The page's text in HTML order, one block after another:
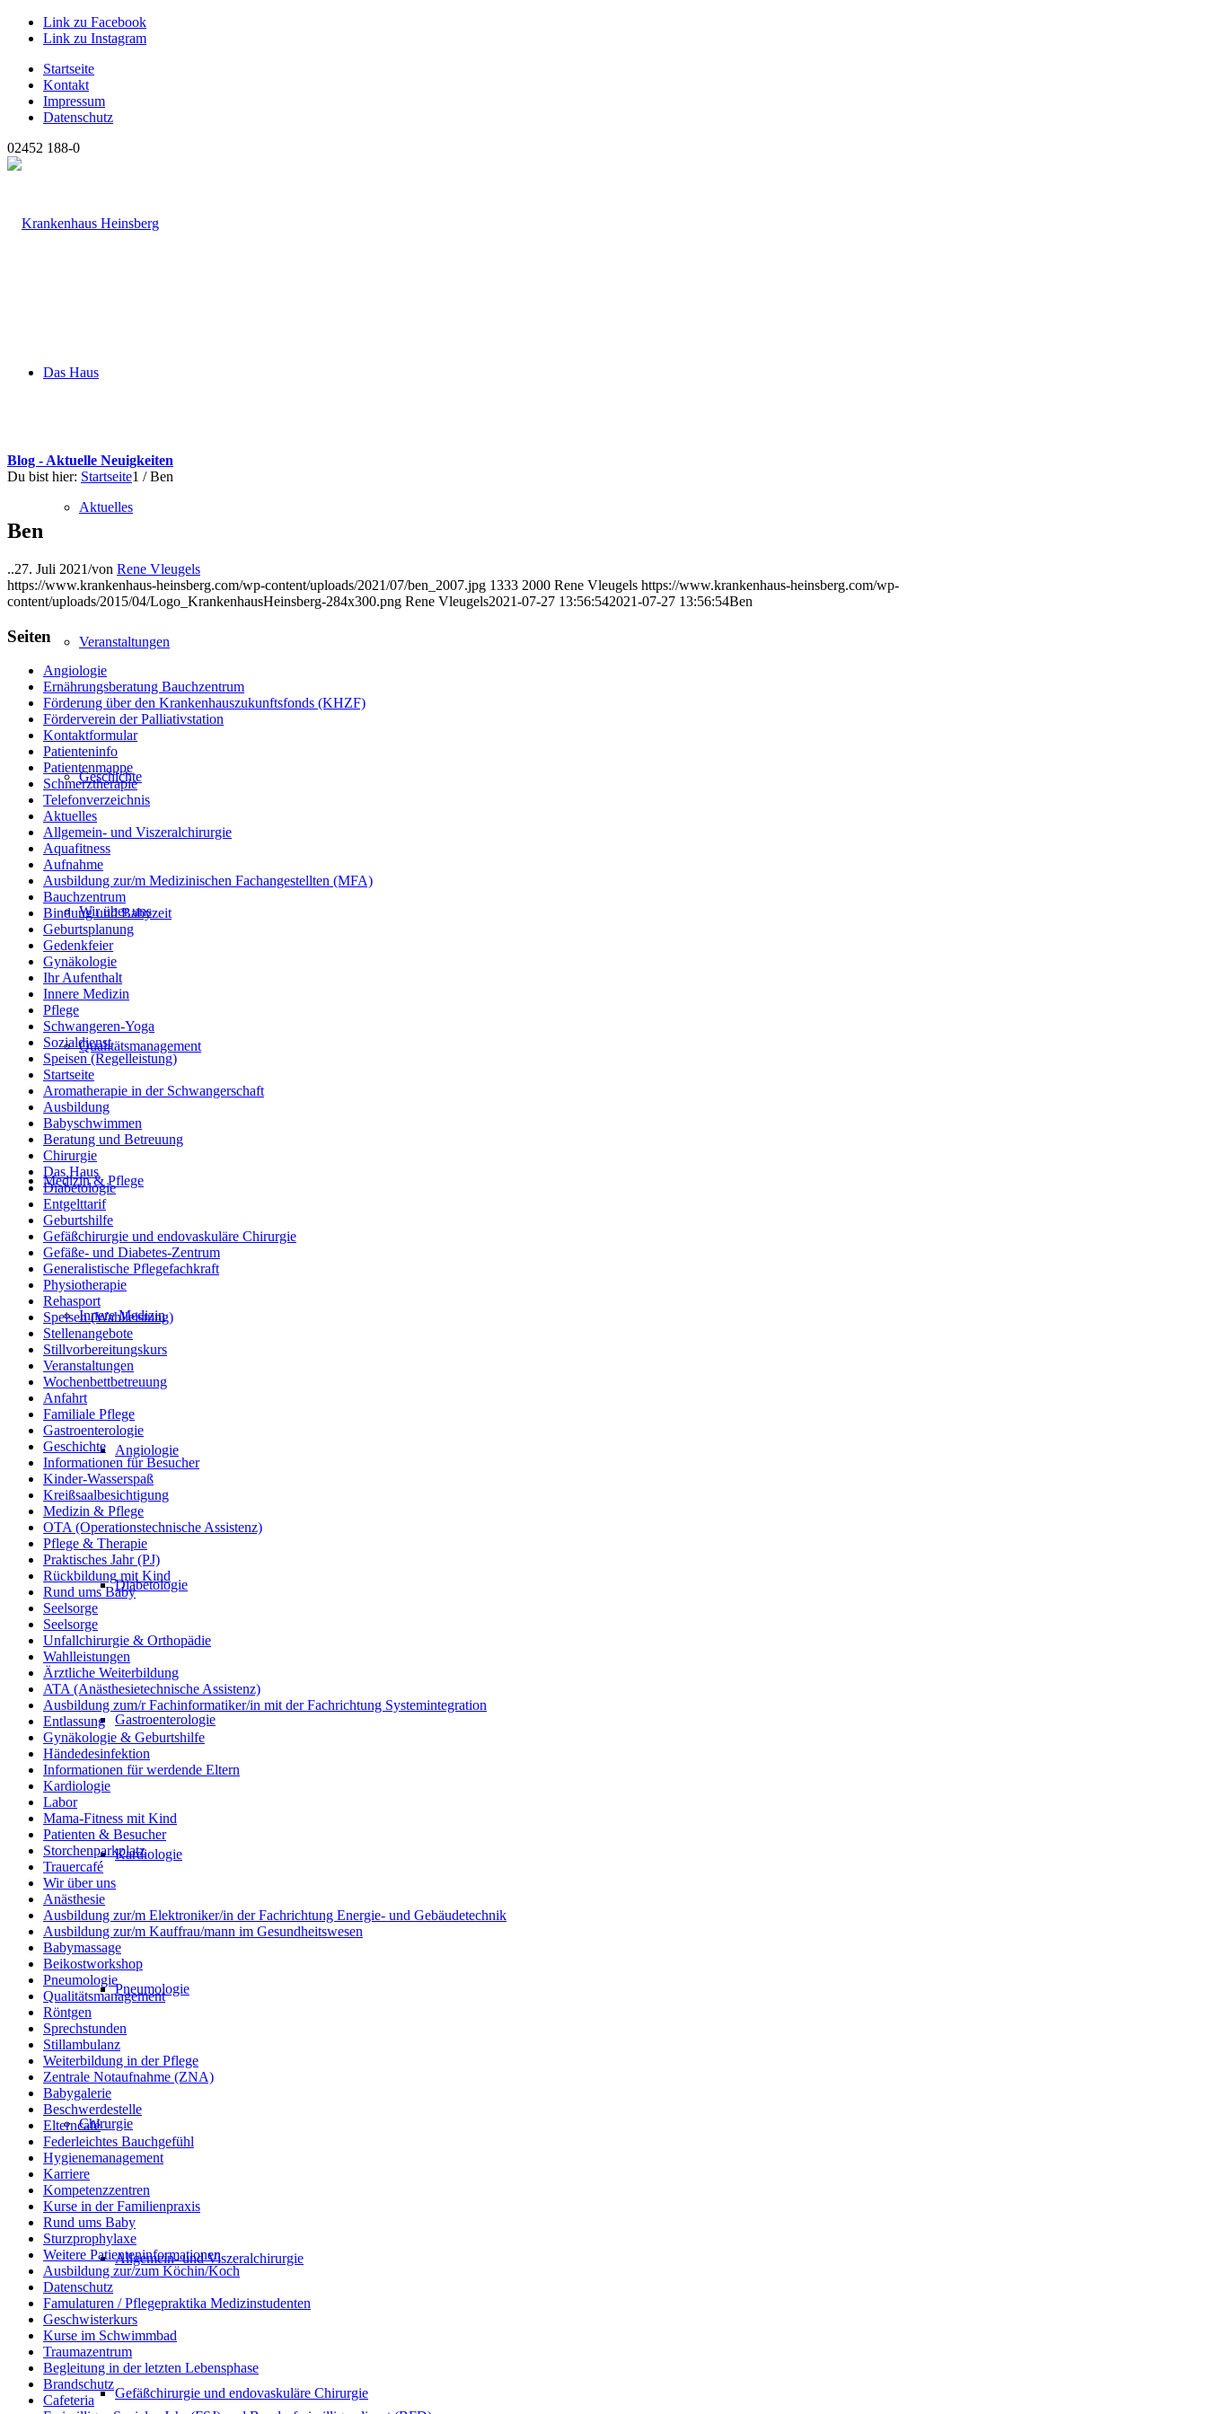
Link zu Facebook
Link zu Instagram
Startseite
Kontakt
Impressum
Datenschutz
02452 188-0
Das Haus
Aktuelles
Veranstaltungen
Geschichte
Wir über uns
Qualitätsmanagement
Medizin & Pflege
Innere Medizin
Angiologie
Diabetologie
Gastroenterologie
Kardiologie
Pneumologie
Chirurgie
Allgemein- und Viszeralchirurgie
Gefäßchirurgie und endovaskuläre Chirurgie
Blog - Aktuelle Neuigkeiten
Du bist hier: Startseite1 / Ben
Ben
..27. Juli 2021/von Rene Vleugels
https://www.krankenhaus-heinsberg.com/wp-content/uploads/2021/07/ben_2007.jpg 1333 2000 Rene Vleugels https://www.krankenhaus-heinsberg.com/wp-
content/uploads/2015/04/Logo_KrankenhausHeinsberg-284x300.png Rene Vleugels2021-07-27 13:56:542021-07-27 13:56:54Ben
Seiten
Angiologie
Ernährungsberatung Bauchzentrum
Förderung über den Krankenhauszukunftsfonds (KHZF)
Förderverein der Palliativstation
Kontaktformular
Patienteninfo
Patientenmappe
Schmerztherapie
Telefonverzeichnis
Aktuelles
Allgemein- und Viszeralchirurgie
Aquafitness
Aufnahme
Ausbildung zur/m Medizinischen Fachangestellten (MFA)
Bauchzentrum
Bindung und Babyzeit
Geburtsplanung
Gedenkfeier
Gynäkologie
Ihr Aufenthalt
Innere Medizin
Pflege
Schwangeren-Yoga
Sozialdienst
Speisen (Regelleistung)
Startseite
Aromatherapie in der Schwangerschaft
Ausbildung
Babyschwimmen
Beratung und Betreuung
Chirurgie
Das Haus
Diabetologie
Entgelttarif
Geburtshilfe
Gefäßchirurgie und endovaskuläre Chirurgie
Gefäße- und Diabetes-Zentrum
Generalistische Pflegefachkraft
Physiotherapie
Rehasport
Speisen (Wahlleistung)
Stellenangebote
Stillvorbereitungskurs
Veranstaltungen
Wochenbettbetreuung
Anfahrt
Familiale Pflege
Gastroenterologie
Geschichte
Informationen für Besucher
Kinder-Wasserspaß
Kreißsaalbesichtigung
Medizin & Pflege
OTA (Operationstechnische Assistenz)
Pflege & Therapie
Praktisches Jahr (PJ)
Rückbildung mit Kind
Rund ums Baby
Seelsorge
Seelsorge
Unfallchirurgie & Orthopädie
Wahlleistungen
Ärztliche Weiterbildung
ATA (Anästhesietechnische Assistenz)
Ausbildung zum/r Fachinformatiker/in mit der Fachrichtung Systemintegration
Entlassung
Gynäkologie & Geburtshilfe
Händedesinfektion
Informationen für werdende Eltern
Kardiologie
Labor
Mama-Fitness mit Kind
Patienten & Besucher
Storchenparkplatz
Trauercafé
Wir über uns
Anästhesie
Ausbildung zur/m Elektroniker/in der Fachrichtung Energie- und Gebäudetechnik
Ausbildung zur/m Kauffrau/mann im Gesundheitswesen
Babymassage
Beikostworkshop
Pneumologie
Qualitätsmanagement
Röntgen
Sprechstunden
Stillambulanz
Weiterbildung in der Pflege
Zentrale Notaufnahme (ZNA)
Babygalerie
Beschwerdestelle
Elterncafé
Federleichtes Bauchgefühl
Hygienemanagement
Karriere
Kompetenzzentren
Kurse in der Familienpraxis
Rund ums Baby
Sturzprophylaxe
Weitere Patienteninformationen
Ausbildung zur/zum Köchin/Koch
Datenschutz
Famulaturen / Pflegepraktika Medizinstudenten
Geschwisterkurs
Kurse im Schwimmbad
Traumazentrum
Begleitung in der letzten Lebensphase
Brandschutz
Cafeteria